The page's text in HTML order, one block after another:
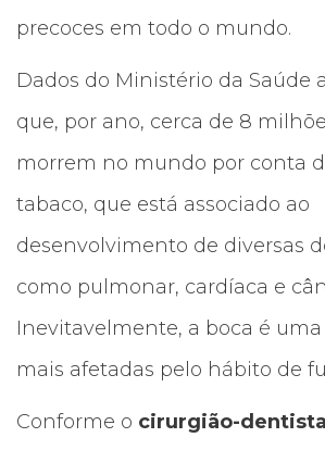
precoces em todo o mundo.
Dados do Ministério da Saúde
que, por ano, cerca de 8
morrem no mundo por conta
tabaco, que está associado ao
desenvolvimento de diversas
como pulmonar, cardíaca e
Inevitavelmente, a boca é uma
mais afetadas pelo hábito de
Conforme o cirurgião-